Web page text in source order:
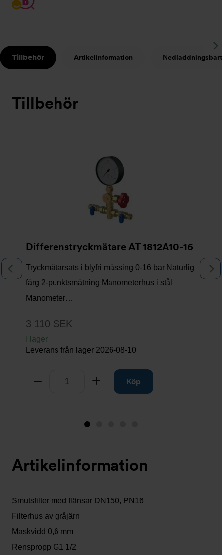
Tillbehör Artikelinformation Nedladdningsbart
Tillbehör
Differenstryckmätare AT 1812A10-16
Tryckmätarsats i blyfri mässing 0-16 bar Naturlig
färg 2-punktsmätning Manometerhus i stål
Manometer…
3 110 SEK
I lager
Leverans från lager 2026-08-10
Ta bort Lägg tillKöp
Föregående
Bild
nu)
Artikelinformation
Smutsfilter med flänsar DN150, PN16
Filterhus av gråjärn
Maskvidd 0,6 mm
Renspropp G1 1/2